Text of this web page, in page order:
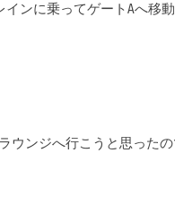
ンに乗ってゲートAへ移動
ウンジへ行こうと思った